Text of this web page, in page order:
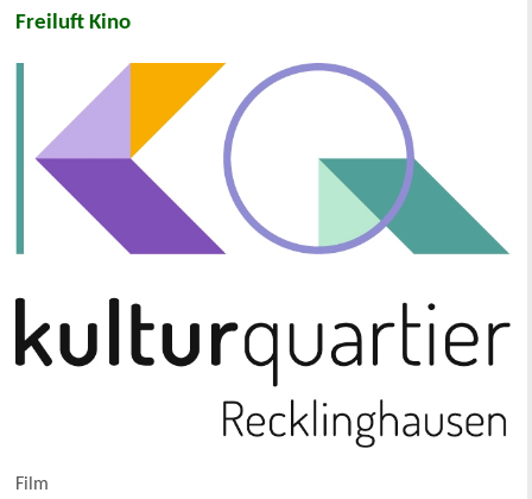
Freiluft Kino
Film